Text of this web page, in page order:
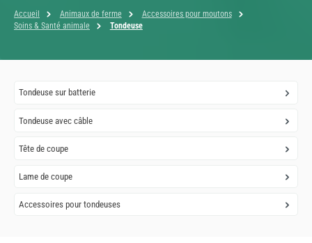
Accueil Animaux de ferme
Accessoires pour moutons
Soins & Santé animale
Tondeuse
Tondeuse sur batterie
Tondeuse avec câble
Tête de coupe
Lame de coupe
Accessoires pour tondeuses